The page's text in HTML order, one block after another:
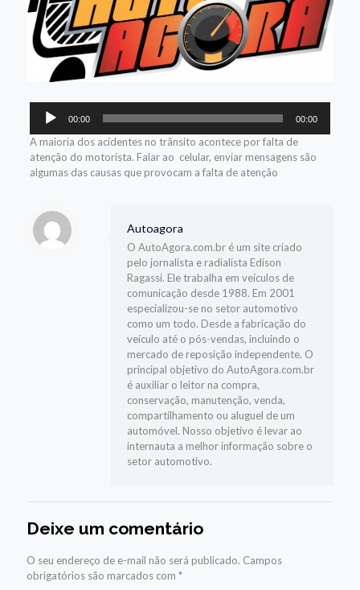
Tocador
áudio
00:00 00:00
A maioria dos acidentes no trânsito acontece por falta de
atenção do motorista. Falar ao celular, enviar mensagens são
algumas das causas que provocam a falta de atenção
Autoagora
O AutoAgora.com.br é um site criado
pelo jornalista e radialista Edison
Ragassi. Ele trabalha em veículos de
comunicação desde 1988. Em 2001
especializou-se no setor automotivo
como um todo. Desde a fabricação do
veículo até o pós-vendas, incluindo o
mercado de reposição independente. O
principal objetivo do AutoAgora.com.br
é auxiliar o leitor na compra,
conservação, manutenção, venda,
compartilhamento ou aluguel de um
automóvel. Nosso objetivo é levar ao
internauta a melhor informação sobre o
setor automotivo.
Deixe um comentário
O seu endereço de e-mail não será publicado. Campos
obrigatórios são marcados com *